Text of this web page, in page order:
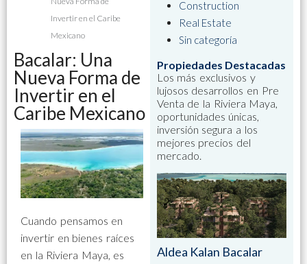
Invertir en el Caribe
Mexicano
Bacalar: Una
Nueva Forma de
Invertir en el
Caribe Mexicano
Cuando pensamos en
invertir en bienes raíces
en la Riviera Maya, es
Construction
Real Estate
Sin categoría
Propiedades Destacadas
Los más exclusivos y
lujosos desarrollos en Pre
Venta de la Riviera Maya,
oportunidades únicas,
inversión segura a los
mejores precios del
mercado.
Aldea Kalan Bacalar